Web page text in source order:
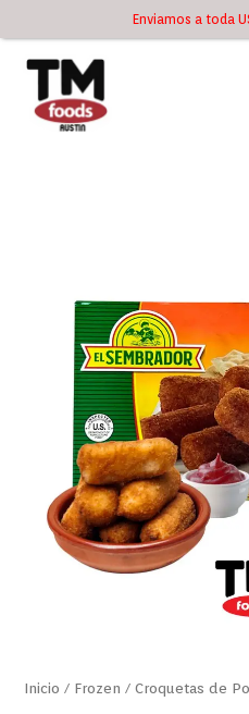
Enviamos a toda
al
contenido
Inicio / Frozen / Croquetas de
Sembrador
cantidad